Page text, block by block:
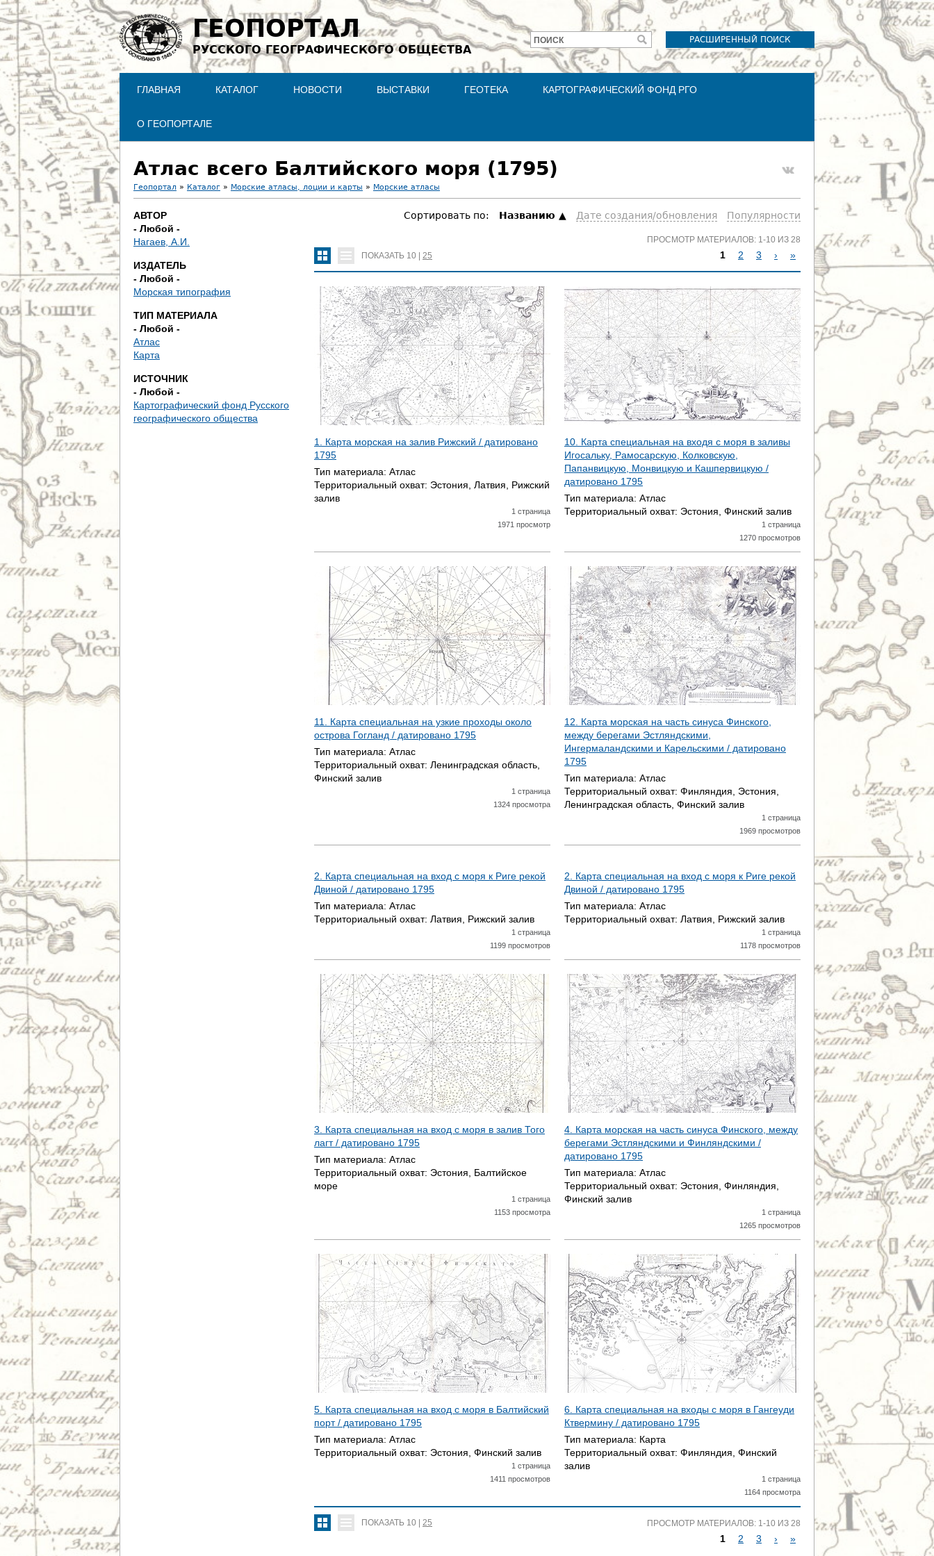
Jump to navigation
ГЕОПОРТАЛ
РУССКОГО ГЕОГРАФИЧЕСКОГО ОБЩЕСТВА
РАСШИРЕННЫЙ ПОИСК
Форма
поиска
ПОИСК
ГЛАВНАЯ КАТАЛОГ НОВОСТИ ВЫСТАВКИ ГЕОТЕКА КАРТОГРАФИЧЕСКИЙ ФОНД РГО
О ГЕОПОРТАЛЕ
Атлас всего Балтийского моря (1795)
В
ы
з
д
е
с
ь
Геопортал » Каталог » Морские атласы, лоции и карты » Морские атласы
АВТОР
- Любой -
Нагаев, А.И.
ИЗДАТЕЛЬ
- Любой -
Морская типография
ТИП МАТЕРИАЛА
- Любой -
Атлас
Карта
ИСТОЧНИК
- Любой -
Картографический фонд Русского
географического общества
Сортировать по: Hазванию Дате создания/обновления Популярности
ПОКАЗАТЬ 10 25
ПРОСМОТР МАТЕРИАЛОВ: 1-10 ИЗ 28
С
Т
Р
А
Н
И
Ц
Ы
1 2 3 › »
1. Карта морская на залив Рижский / датировано
1795
Тип материала: Атлас
Территориальный охват: Эстония, Латвия, Рижский
залив
1 страница
1971 просмотр
10. Карта специальная на входя с моря в заливы
Игосальку, Рамосарскую, Колковскую,
Папанвицкую, Монвицкую и Кашпервицкую /
датировано 1795
Тип материала: Атлас
Территориальный охват: Эстония, Финский залив
1 страница
1270 просмотров
11. Карта специальная на узкие проходы около
острова Гогланд / датировано 1795
Тип материала: Атлас
Территориальный охват: Ленинградская область,
Финский залив
1 страница
1324 просмотра
12. Карта морская на часть синуса Финского,
между берегами Эстляндскими,
Ингермаландскими и Карельскими / датировано
1795
Тип материала: Атлас
Территориальный охват: Финляндия, Эстония,
Ленинградская область, Финский залив
1 страница
1969 просмотров
2. Карта специальная на вход с моря к Риге рекой
Двиной / датировано 1795
Тип материала: Атлас
Территориальный охват: Латвия, Рижский залив
1 страница
1199 просмотров
2. Карта специальная на вход с моря к Риге рекой
Двиной / датировано 1795
Тип материала: Атлас
Территориальный охват: Латвия, Рижский залив
1 страница
1178 просмотров
3. Карта специальная на вход с моря в залив Того
лагт / датировано 1795
Тип материала: Атлас
Территориальный охват: Эстония, Балтийское
море
1 страница
1153 просмотра
4. Карта морская на часть синуса Финского, между
берегами Эстляндскими и Финляндскими /
датировано 1795
Тип материала: Атлас
Территориальный охват: Эстония, Финляндия,
Финский залив
1 страница
1265 просмотров
5. Карта специальная на вход с моря в Балтийский
порт / датировано 1795
Тип материала: Атлас
Территориальный охват: Эстония, Финский залив
1 страница
1411 просмотров
6. Карта специальная на входы с моря в Гангеуди
Ктвермину / датировано 1795
Тип материала: Карта
Территориальный охват: Финляндия, Финский
залив
1 страница
1164 просмотра
ПОКАЗАТЬ 10 25 ПРОСМОТР МАТЕРИАЛОВ: 1-10 ИЗ 28
1 2 3 › »